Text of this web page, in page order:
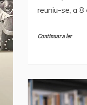
reuniu-se, a 8
Continuar a ler